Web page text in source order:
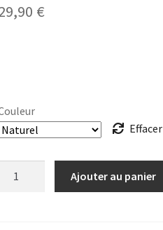
€
Effacer
Ajouter au panier